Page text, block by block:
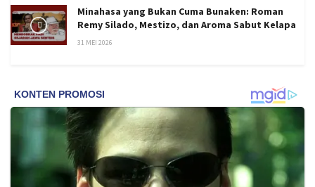
Minahasa yang Bukan Cuma Bunaken: Roman
Remy Silado, Mestizo, dan Aroma Sabut Kelapa
31 MEI 2026